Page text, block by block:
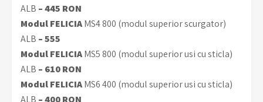
ALB – 445 RON
Modul FELICIAMS4 800 (modul superior scurgator)
ALB – 555
Modul FELICIAMS5 800 (modul superior usi cu sticla)
ALB – 610 RON
Modul FELICIAMS6 400 (modul superior usi cu sticla)
ALB – 400 RON